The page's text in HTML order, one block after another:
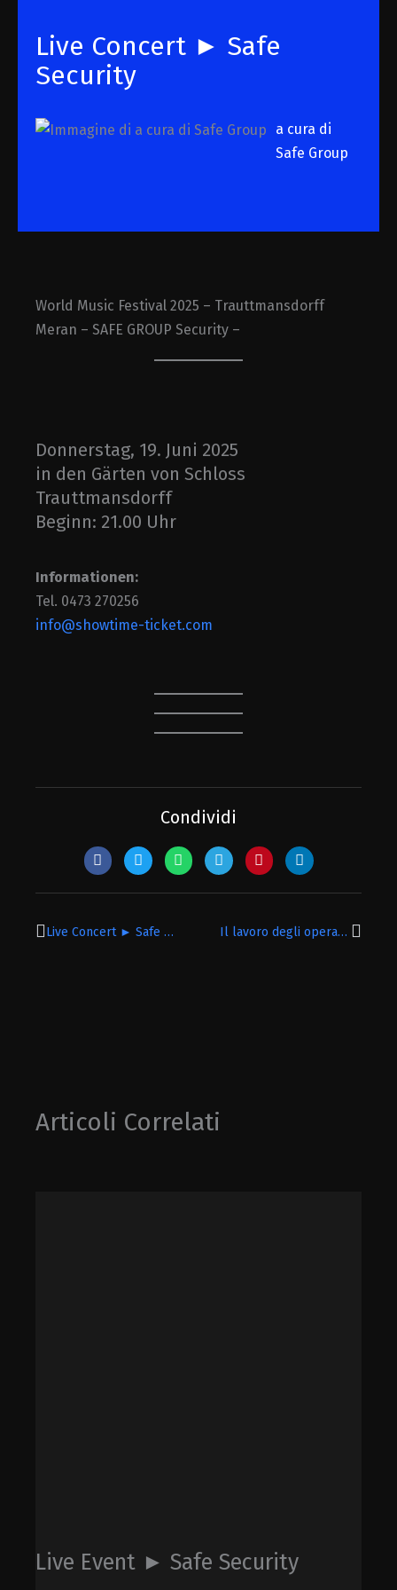
Live Concert ► Safe
Security
a cura di
Safe Group
World Music Festival 2025 – Trauttmansdorff
Meran – SAFE GROUP Security –
Donnerstag, 19. Juni 2025
in den Gärten von Schloss
Trauttmansdorff
Beginn: 21.00 Uhr
Informationen:
Tel. 0473 270256
info@showtime-ticket.com
Condividi
Precedente Live Concert ► Safe Security Il lavoro degli operatori SAFE
Articoli Correlati
Live Event ► Safe Security